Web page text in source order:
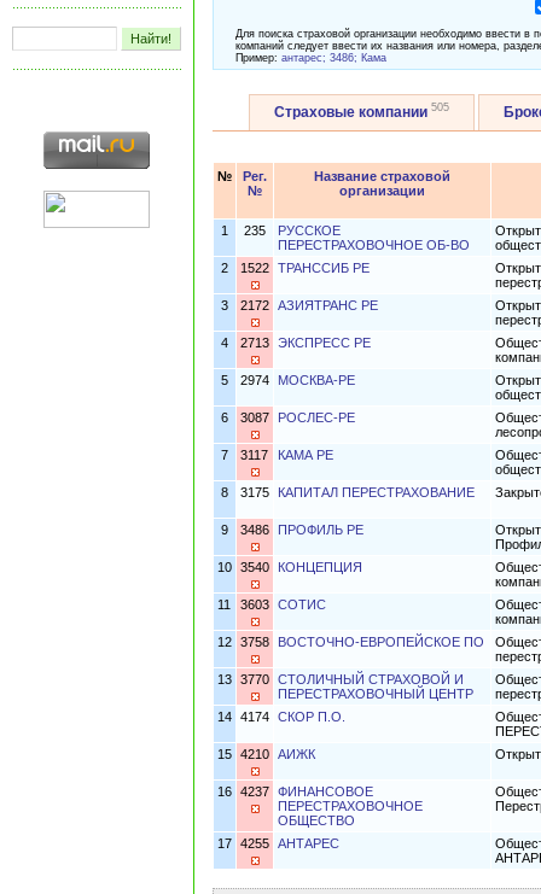
Для поиска страховой организации необходимо ввести
компаний следует ввести их названия или номера,
Пример: антарес; 3486; Кама
Страховые компании 505
№
Рег.
№
Название страховой
организации
1 235
РУССКОЕ
ПЕРЕСТРАХОВОЧНОЕ ОБ-ВО
2
1522 ТРАНССИБ РЕ
3
2172 АЗИЯТРАНС РЕ
4
2713 ЭКСПРЕСС РЕ
5
2974 МОСКВА-РЕ
6
3087 РОСЛЕС-РЕ
7
3117 КАМА РЕ
8
3175 КАПИТАЛ ПЕРЕСТРАХОВАНИЕ
9 3486 ПРОФИЛЬ РЕ
10 3540 КОНЦЕПЦИЯ
11
3603 СОТИС
12 3758 ВОСТОЧНО-ЕВРОПЕЙСКОЕ ПО
13 3770 СТОЛИЧНЫЙ СТРАХОВОЙ И
ПЕРЕСТРАХОВОЧНЫЙ ЦЕНТР
14 4174 СКОР П.О.
15 4210 АИЖК
16 4237 ФИНАНСОВОЕ
ПЕРЕСТРАХОВОЧНОЕ
ОБЩЕСТВО
17 4255 АНТАРЕС